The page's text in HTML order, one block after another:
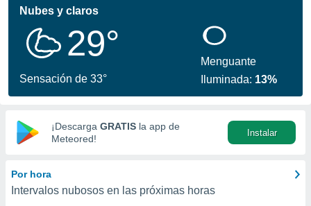
ha
calidad.
a este
las
y
digital
basada
Nubes y claros
29°
Sensación de 33°
Menguante
Iluminada: 13%
¡Descarga GRATIS la app de
Meteored!
Instalar
Por hora
Intervalos nubosos en las próximas horas